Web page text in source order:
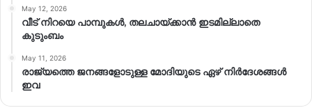
May 12, 2026
വീട് നിറയെ പാമ്പുകൾ, തലചായ്ക്കാൻ ഇടമില്ലാതെ
കുടുംബം
May 11, 2026
രാജ്യത്തെ ജനങ്ങളോടുള്ള മോദിയുടെ ഏഴ് നിര്‍ദേശങ്ങള്‍
ഇവ